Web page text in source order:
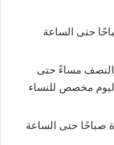
حتى الساعة
والنصف مساءً حتى
اليوم مخصص للنساء
صباحًا حتى الساعة